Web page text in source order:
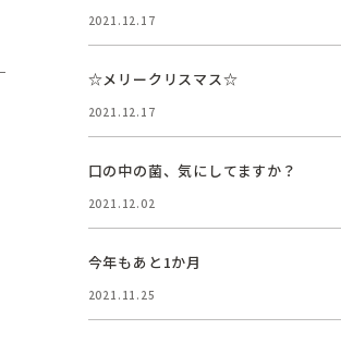
2021.12.17
☆メリークリスマス☆
2021.12.17
口の中の菌、気にしてますか？
2021.12.02
今年もあと1か月
2021.11.25